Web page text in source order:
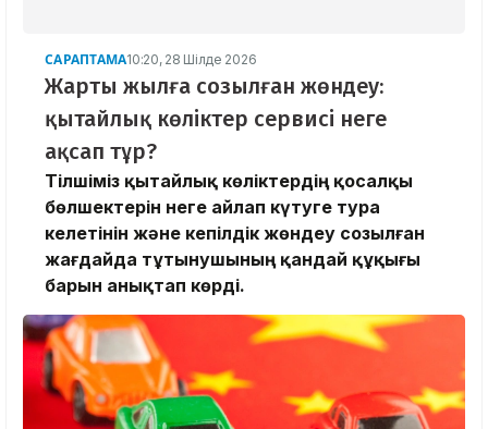
САРАПТАМА10:20, 28 Шілде 2026
Жарты жылға созылған жөндеу:
қытайлық көліктер сервисі неге
ақсап тұр?
Тілшіміз қытайлық көліктердің қосалқы
бөлшектерін неге айлап күтуге тура
келетінін және кепілдік жөндеу созылған
жағдайда тұтынушының қандай құқығы
барын анықтап көрді.